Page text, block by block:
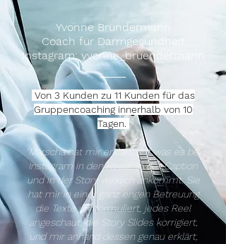
Yvonne Bründermann
Coach für Darmgesundheit
Instagram: yvonne_bruendermann
Von 3 Kunden zu 11 Kunden für das
Gruppencoaching innerhalb von 10
Tagen.
"Marscha hat mir erklärt, auf was es bei
Instagram in den Reels, in der Caption
und in der Story wirklich ankommt. Sie
hat mir in einer ganz engen Betreuung
die Texte umformuliert, jedes Reel
angeschaut, die Story Slides korrigiert,
und mir anhand dessen genau erklärt,